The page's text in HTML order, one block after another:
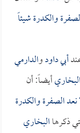
والكدرة شيئاً
أبي داودوالدارمي
البخاريأيضاً: أن
نعد الصفرة والكدرة
ذكرهاالبخاري